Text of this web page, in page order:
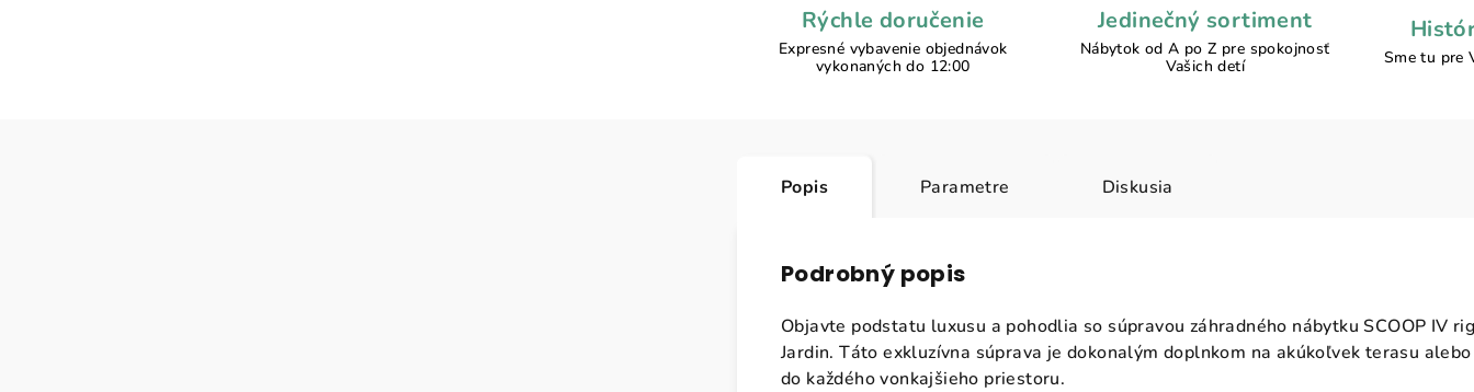
Rýchle doručenie
Expresné vybavenie objednávok
vykonaných do 12:00
Jedinečný sortiment
Nábytok od A po Z pre spokojnosť
Vašich detí
Sme tu pre
Popis Parametre Diskusia
Podrobný popis
Objavte podstatu luxusu a pohodlia so súpravou záhradného nábytku SCOOP IV
Jardin. Táto exkluzívna súprava je dokonalým doplnkom na akúkoľvek terasu
do každého vonkajšieho priestoru.